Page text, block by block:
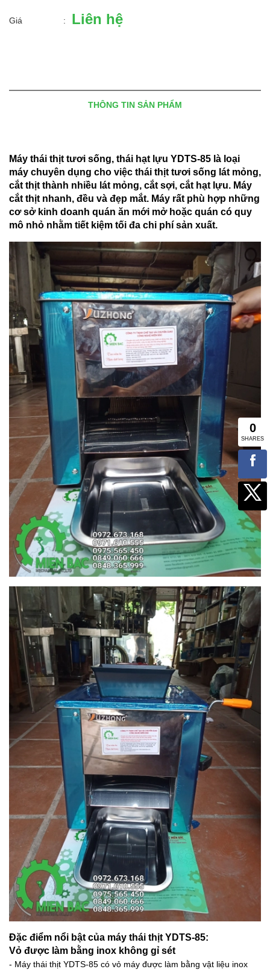
Giá : Liên hệ
THÔNG TIN SẢN PHẨM
Máy thái thịt tươi sống, thái hạt lựu YDTS-85 là loại
máy chuyên dụng cho việc thái thịt tươi sống lát mỏng,
cắt thịt thành nhiều lát mỏng, cắt sợi, cắt hạt lựu. Máy
cắt thịt nhanh, đều và đẹp mắt. Máy rất phù hợp những
cơ sở kinh doanh quán ăn mới mở hoặc quán có quy
mô nhỏ nhằm tiết kiệm tối đa chi phí sản xuất.
Đặc điểm nổi bật của máy thái thịt YDTS-85:
Vỏ được làm bằng inox không gỉ sét
- Máy thái thịt YDTS-85 có vỏ máy được làm bằng vật liệu inox